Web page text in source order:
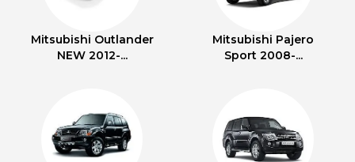
Mitsubishi Outlander
NEW 2012-...
Mitsubishi Pajero
Sport 2008-...